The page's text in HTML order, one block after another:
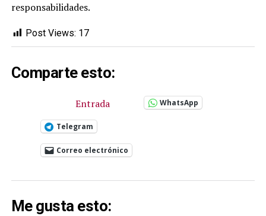
responsabilidades.
Post Views: 17
Comparte esto:
Entrada WhatsApp
Telegram
Correo electrónico
Me gusta esto: